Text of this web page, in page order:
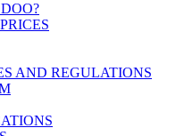
AND REGULATIONS